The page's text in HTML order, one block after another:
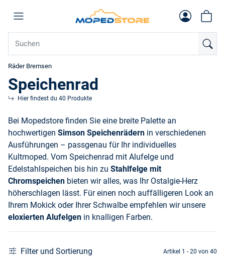
Räder Bremsen
Speichenrad
Hier findest du 40 Produkte
Bei Mopedstore finden Sie eine breite Palette an
hochwertigen Simson Speichenrädern in verschiedenen
Ausführungen – passgenau für Ihr individuelles
Kultmoped. Vom Speichenrad mit Alufelge und
Edelstahlspeichen bis hin zu Stahlfelge mit
Chromspeichen bieten wir alles, was Ihr Ostalgie-Herz
höherschlagen lässt. Für einen noch auffälligeren Look an
Ihrem Mokick oder Ihrer Schwalbe empfehlen wir unsere
eloxierten Alufelgen in knalligen Farben.
Filter und Sortierung Artikel 1 - 20 von 40